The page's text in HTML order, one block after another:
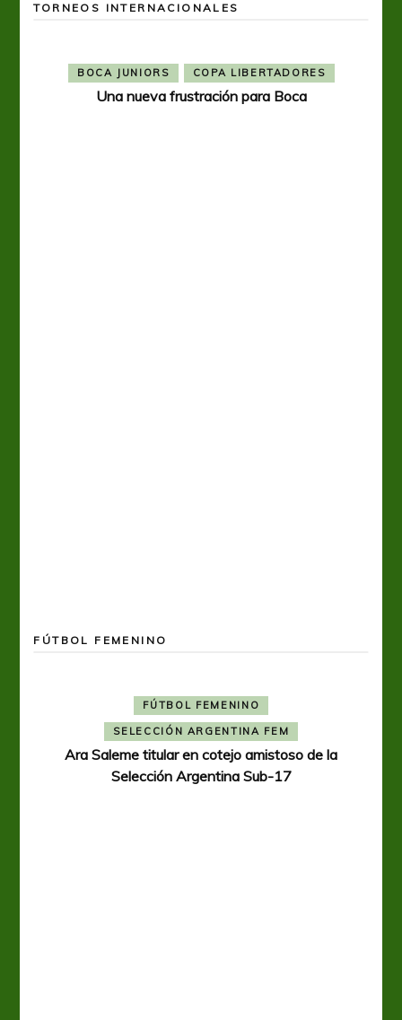
TORNEOS INTERNACIONALES
BOCA JUNIORS COPA LIBERTADORES
Una nueva frustración para Boca
FÚTBOL FEMENINO
FÚTBOL FEMENINO
SELECCIÓN ARGENTINA FEM
Ara Saleme titular en cotejo amistoso de la
Selección Argentina Sub-17